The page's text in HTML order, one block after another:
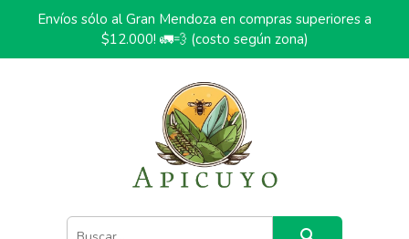
Envíos sólo al Gran Mendoza en compras superiores a
$12.000! 🚛💨 (costo según zona)